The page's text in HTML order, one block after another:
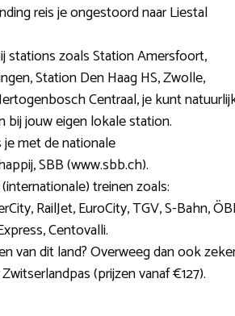
reis je ongestoord naar Liestal
stations zoals Station Amersfoort,
Station Den Haag HS, Zwolle,
Centraal, je kunt
bij jouw eigen lokale station.
met de nationale
SBB (www.sbb.ch).
treinen zoals:
RailJet, EuroCity, TGV, S-Bahn,
Centovalli.
van dit land? Overweeg dan ook
(prijzen vanaf €127).